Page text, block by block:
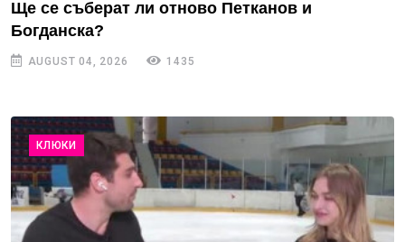
Ще се съберат ли отново Петканов и
Богданска?
AUGUST 04, 2026 1435
КЛЮКИ